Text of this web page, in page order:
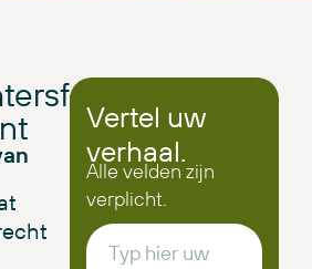
Vertel uw
verhaal.
Alle velden zijn
verplicht.